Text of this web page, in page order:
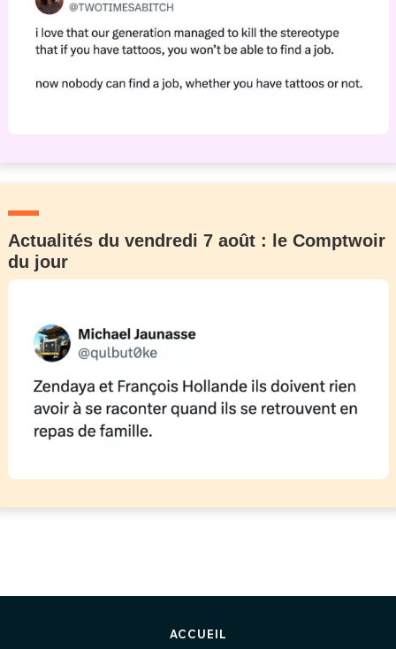
Actualités du vendredi 7 août : le Comptwoir
du jour
ACCUEIL